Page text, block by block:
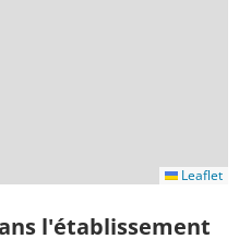
Leaflet
l'établissement